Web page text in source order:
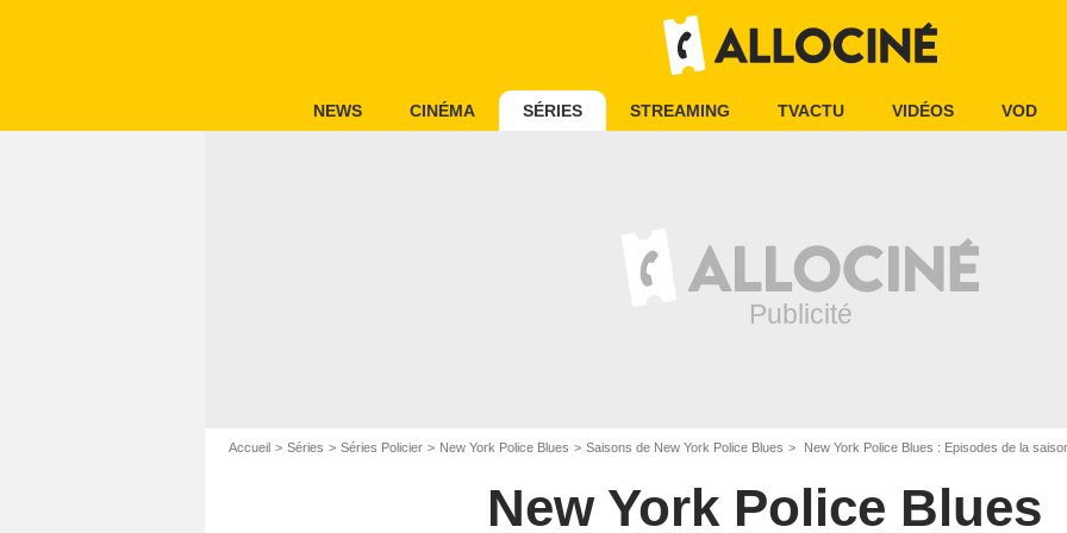
NEWS CINÉMA SÉRIES STREAMING TVACTU VIDÉOS VOD
Accueil Séries Séries Policier New York Police Blues Saisons de New York Police Blues New York Police Blues : Episodes de la
New York Police Blues